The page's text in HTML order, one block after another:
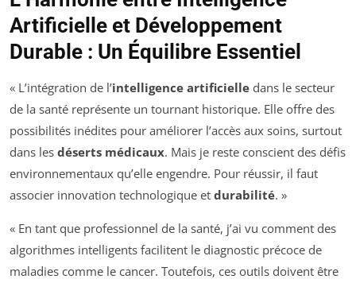
Artificielle et Développement
Durable : Un Équilibre Essentiel
« L’intégration de l’intelligence artificielle dans le secteur
de la santé représente un tournant historique. Elle offre des
possibilités inédites pour améliorer l’accès aux soins, surtout
dans les déserts médicaux. Mais je reste conscient des défis
environnementaux qu’elle engendre. Pour réussir, il faut
associer innovation technologique et durabilité. »
« En tant que professionnel de la santé, j’ai vu comment des
algorithmes intelligents facilitent le diagnostic précoce de
maladies comme le cancer. Toutefois, ces outils doivent être